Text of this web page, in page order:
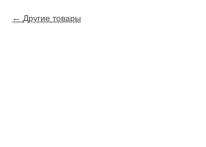
Другие товары